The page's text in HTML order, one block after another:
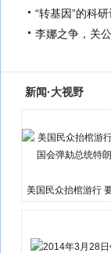
“转基因”的科
李娜之争，关
新闻·大视野
美国民众抬棺游行